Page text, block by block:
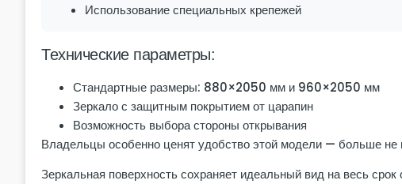
Использование специальных крепежей
Технические параметры:
Стандартные размеры: 880×2050 мм и 960×2050 мм
Зеркало с защитным покрытием от царапин
Возможность выбора стороны открывания
Владельцы особенно ценят удобство этой модели — больше не
Зеркальная поверхность сохраняет идеальный вид на весь